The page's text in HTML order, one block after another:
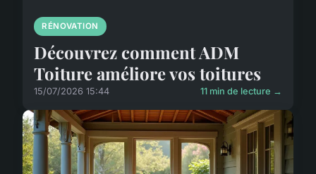
RÉNOVATION
Découvrez comment ADM
Toiture améliore vos toitures
15/07/2026 15:44 11 min de lecture →